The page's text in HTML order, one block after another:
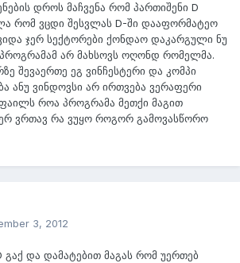
დროს მაჩვენა რომ პართიშენი D
რომ ვცდი შესვლას D-ში დააფორმატეო
ჯერ სექტორები ქონდაო დაკარგული ნუ
არ მახსოვს ოღონდ რომელმა.
შევაერთე ეგ ვინჩესტერი და კომპი
ანუ ვინდოვსი არ ირთვება ვერაფერი
როა პროგრამა მეთქი მაგით
ვრთავ რა ვუყო როგორ გამოვასწორო
3, 2012
გაქ და დამატებით მაგას რომ უერთებ